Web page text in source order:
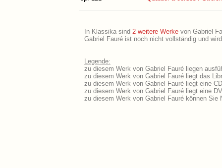
In Klassika sind 2 weitere Werke von Gabriel
Gabriel Fauré ist noch nicht vollständig und
Legende:
zu diesem Werk von Gabriel Fauré liegen
zu diesem Werk von Gabriel Fauré liegt das
zu diesem Werk von Gabriel Fauré liegt eine
zu diesem Werk von Gabriel Fauré liegt eine
zu diesem Werk von Gabriel Fauré können Sie